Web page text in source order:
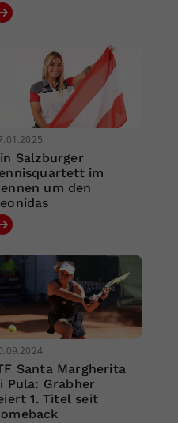
Salzburger
im
um den
Santa Margherita
Pula: Grabher
1. Titel seit